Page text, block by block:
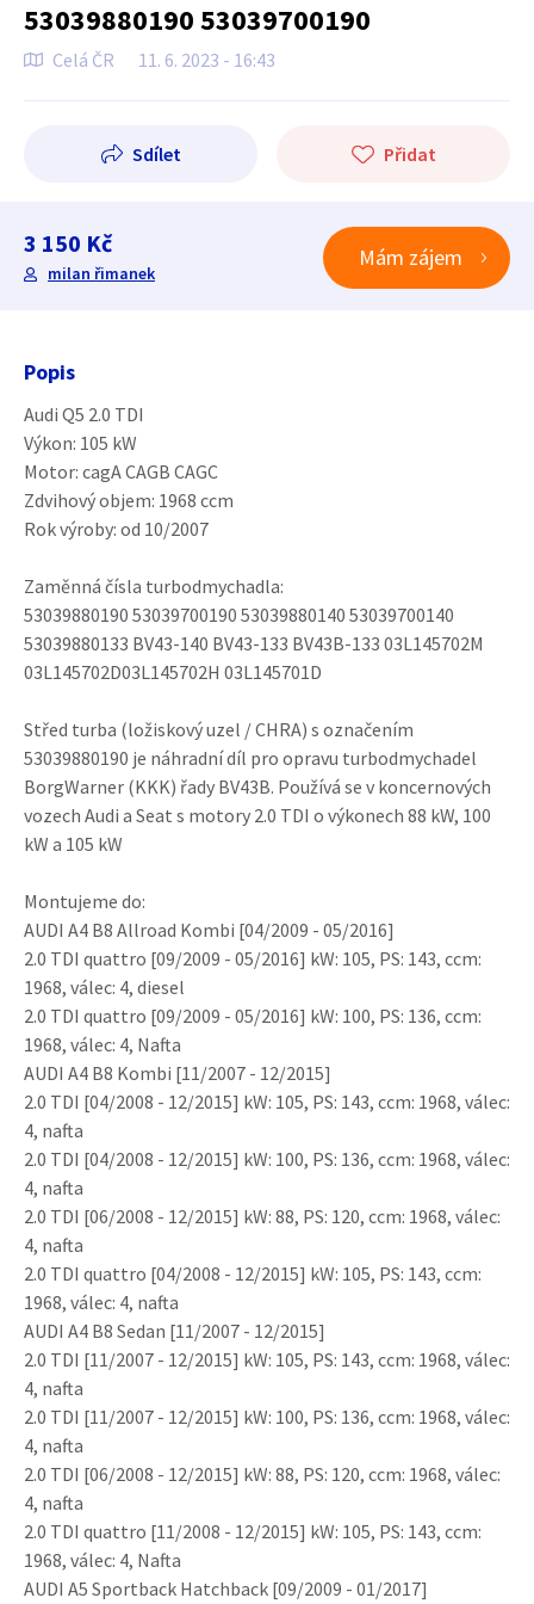
53039880190 53039700190
Celá ČR 11. 6. 2023 - 16:43
Sdílet Přidat
3 150 Kč
milan řimanek
Mám zájem
Popis
Audi Q5 2.0 TDI
Výkon: 105 kW
Motor: cagA CAGB CAGC
Zdvihový objem: 1968 ccm
Rok výroby: od 10/2007
Zaměnná čísla turbodmychadla:
53039880190 53039700190 53039880140 53039700140
53039880133 BV43-140 BV43-133 BV43B-133 03L145702M
03L145702D03L145702H 03L145701D
Střed turba (ložiskový uzel / CHRA) s označením
53039880190 je náhradní díl pro opravu turbodmychadel
BorgWarner (KKK) řady BV43B. Používá se v koncernových
vozech Audi a Seat s motory 2.0 TDI o výkonech 88 kW, 100
kW a 105 kW
Montujeme do:
AUDI A4 B8 Allroad Kombi [04/2009 - 05/2016]
2.0 TDI quattro [09/2009 - 05/2016] kW: 105, PS: 143, ccm:
1968, válec: 4, diesel
2.0 TDI quattro [09/2009 - 05/2016] kW: 100, PS: 136, ccm:
1968, válec: 4, Nafta
AUDI A4 B8 Kombi [11/2007 - 12/2015]
2.0 TDI [04/2008 - 12/2015] kW: 105, PS: 143, ccm: 1968, válec:
4, nafta
2.0 TDI [04/2008 - 12/2015] kW: 100, PS: 136, ccm: 1968, válec:
4, nafta
2.0 TDI [06/2008 - 12/2015] kW: 88, PS: 120, ccm: 1968, válec:
4, nafta
2.0 TDI quattro [04/2008 - 12/2015] kW: 105, PS: 143, ccm:
1968, válec: 4, nafta
AUDI A4 B8 Sedan [11/2007 - 12/2015]
2.0 TDI [11/2007 - 12/2015] kW: 105, PS: 143, ccm: 1968, válec:
4, nafta
2.0 TDI [11/2007 - 12/2015] kW: 100, PS: 136, ccm: 1968, válec:
4, nafta
2.0 TDI [06/2008 - 12/2015] kW: 88, PS: 120, ccm: 1968, válec:
4, nafta
2.0 TDI quattro [11/2008 - 12/2015] kW: 105, PS: 143, ccm:
1968, válec: 4, Nafta
AUDI A5 Sportback Hatchback [09/2009 - 01/2017]